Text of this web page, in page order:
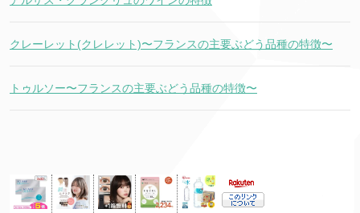
クレーレット(クレレット)〜フランスの主要ぶどう品種の特徴〜
トゥルソー〜フランスの主要ぶどう品種の特徴〜